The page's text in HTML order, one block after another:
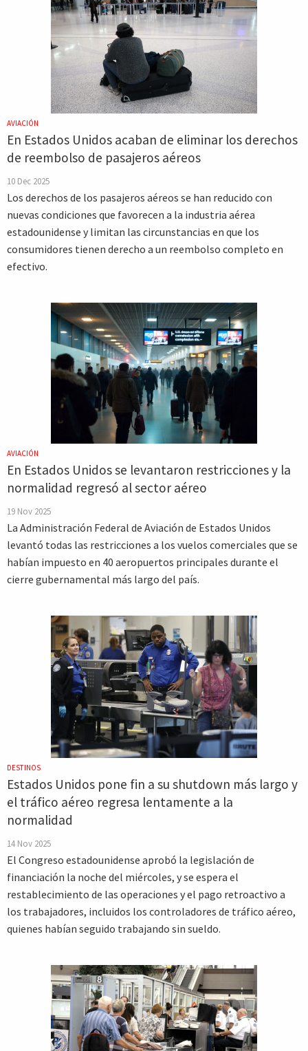
AVIACIÓN
En Estados Unidos acaban de eliminar los derechos
de reembolso de pasajeros aéreos
10 Dec 2025
Los derechos de los pasajeros aéreos se han reducido con
nuevas condiciones que favorecen a la industria aérea
estadounidense y limitan las circunstancias en que los
consumidores tienen derecho a un reembolso completo en
efectivo.
AVIACIÓN
En Estados Unidos se levantaron restricciones y la
normalidad regresó al sector aéreo
19 Nov 2025
La Administración Federal de Aviación de Estados Unidos
levantó todas las restricciones a los vuelos comerciales que se
habían impuesto en 40 aeropuertos principales durante el
cierre gubernamental más largo del país.
DESTINOS
Estados Unidos pone fin a su shutdown más largo y
el tráfico aéreo regresa lentamente a la
normalidad
14 Nov 2025
El Congreso estadounidense aprobó la legislación de
financiación la noche del miércoles, y se espera el
restablecimiento de las operaciones y el pago retroactivo a
los trabajadores, incluidos los controladores de tráfico aéreo,
quienes habían seguido trabajando sin sueldo.